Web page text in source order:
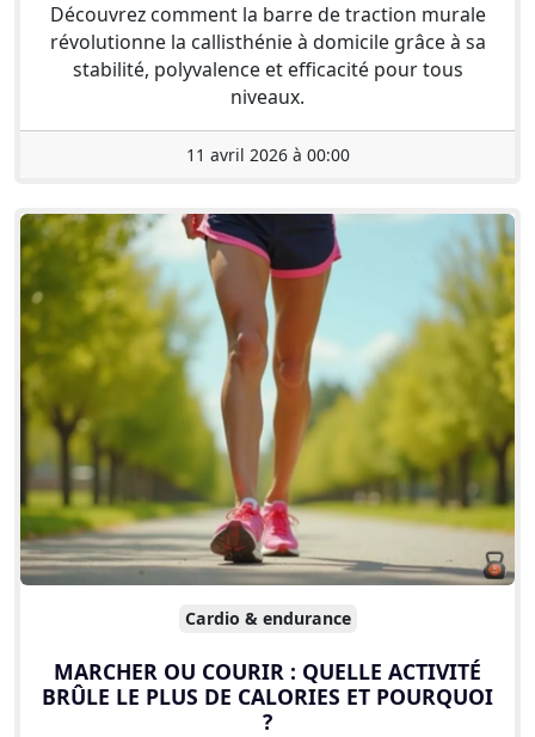
Découvrez comment la barre de traction murale
révolutionne la callisthénie à domicile grâce à sa
stabilité, polyvalence et efficacité pour tous
niveaux.
11 avril 2026 à 00:00
Cardio & endurance
MARCHER OU COURIR : QUELLE ACTIVITÉ
BRÛLE LE PLUS DE CALORIES ET POURQUOI
?